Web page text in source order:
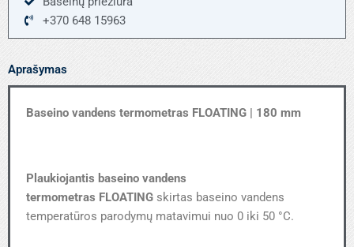
+370 648 15963
Aprašymas
Baseino vandens termometras FLOATING | 180 mm
Plaukiojantis baseino vandens
termometras FLOATING skirtas baseino vandens
temperatūros parodymų matavimui nuo 0 iki 50 °C.